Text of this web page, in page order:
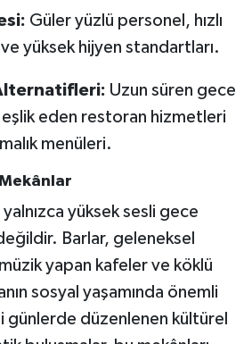
Güler yüzlü personel, hızlı
ve yüksek hijyen standartları.
Uzun süren gece
eden restoran hizmetleri
menüleri.
yalnızca yüksek sesli gece
Barlar, geleneksel
yapan kafeler ve köklü
sosyal yaşamında önemli
günlerde düzenlenen kültürel